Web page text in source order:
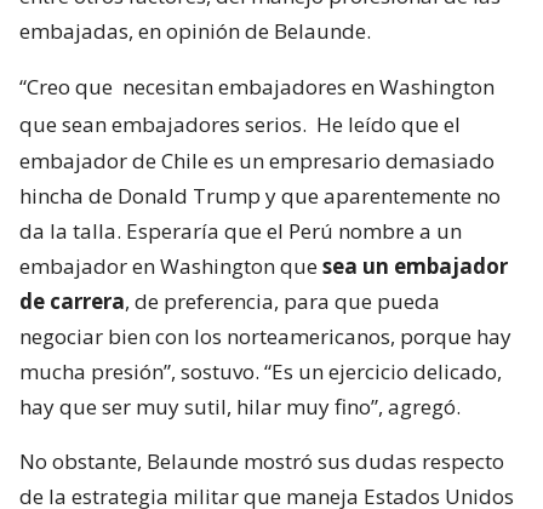
embajadas, en opinión de Belaunde.
“Creo que necesitan embajadores en Washington
que sean embajadores serios. He leído que el
embajador de Chile es un empresario demasiado
hincha de Donald Trump y que aparentemente no
da la talla. Esperaría que el Perú nombre a un
embajador en Washington quesea un embajador
de carrera, de preferencia, para que pueda
negociar bien con los norteamericanos, porque hay
mucha presión”, sostuvo. “Es un ejercicio delicado,
hay que ser muy sutil, hilar muy fino”, agregó.
No obstante, Belaunde mostró sus dudas respecto
de la estrategia militar que maneja Estados Unidos